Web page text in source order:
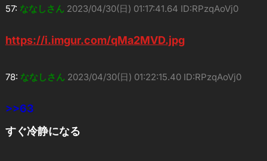
57: ななしさん 2023/04/30(日) 01:17:41.64 ID:RPzqAoVj0
https://i.imgur.com/qMa2MVD.jpg
78: ななしさん 2023/04/30(日) 01:22:15.40 ID:RPzqAoVj0
>>63
すぐ冷静になる